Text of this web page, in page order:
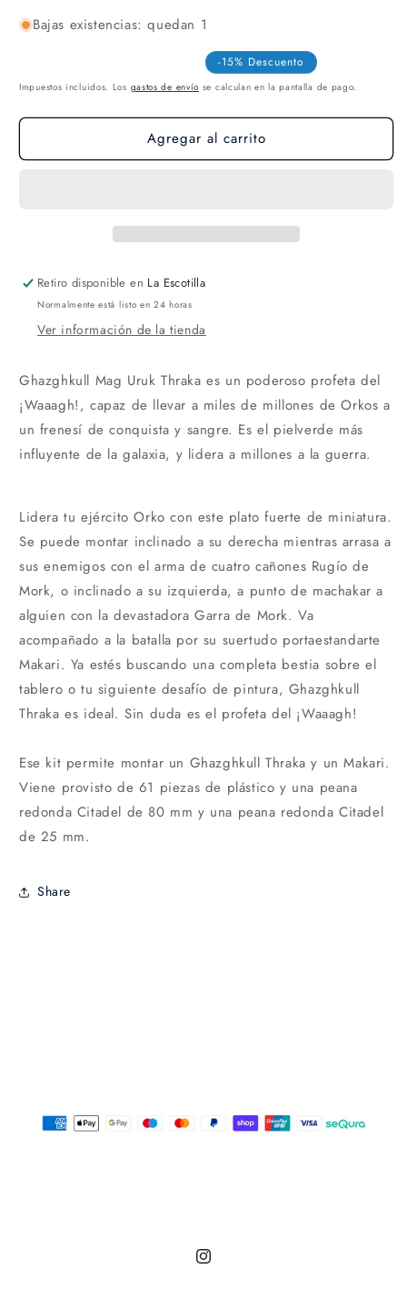
Bajas existencias: quedan 1
-15% Descuento
Impuestos incluidos. Los gastos de envío se calculan en la pantalla de pago.
Agregar al carrito
Retiro disponible en La Escotilla
Normalmente está listo en 24 horas
Ver información de la tienda
Ghazghkull Mag Uruk Thraka es un poderoso profeta del
¡Waaagh!, capaz de llevar a miles de millones de Orkos a
un frenesí de conquista y sangre. Es el pielverde más
influyente de la galaxia, y lidera a millones a la guerra.
Lidera tu ejército Orko con este plato fuerte de miniatura.
Se puede montar inclinado a su derecha mientras arrasa a
sus enemigos con el arma de cuatro cañones Rugío de
Mork, o inclinado a su izquierda, a punto de machakar a
alguien con la devastadora Garra de Mork. Va
acompañado a la batalla por su suertudo portaestandarte
Makari. Ya estés buscando una completa bestia sobre el
tablero o tu siguiente desafío de pintura, Ghazghkull
Thraka es ideal. Sin duda es el profeta del ¡Waaagh!
Ese kit permite montar un Ghazghkull Thraka y un Makari.
Viene provisto de 61 piezas de plástico y una peana
redonda Citadel de 80 mm y una peana redonda Citadel
de 25 mm.
Share
Instagram